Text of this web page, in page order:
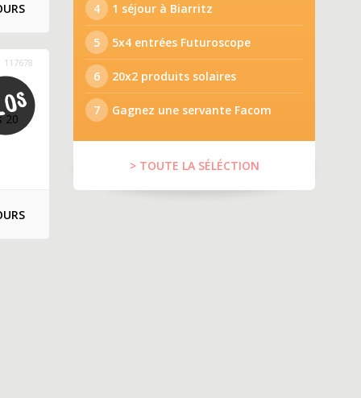
117678
20
4 1 séjour à Biarritz
5 5x4 entrées Futuroscope
6 20x2 produits solaires
7 Gagnez une servante Facom
> TOUTE LA SÉLÉCTION